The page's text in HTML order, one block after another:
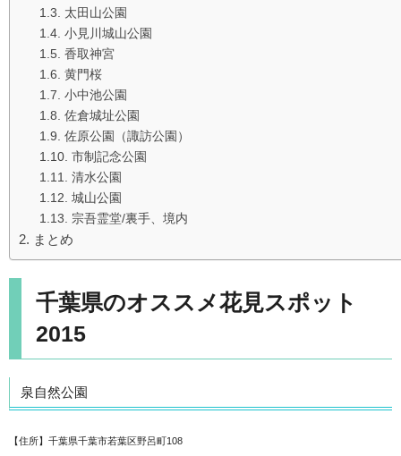
太田山公園
小見川城山公園
香取神宮
黄門桜
小中池公園
佐倉城址公園
佐原公園（諏訪公園）
市制記念公園
清水公園
城山公園
宗吾霊堂/裏手、境内
まとめ
千葉県のオススメ花見スポット
2015
泉自然公園
【住所】千葉県千葉市若葉区野呂町108